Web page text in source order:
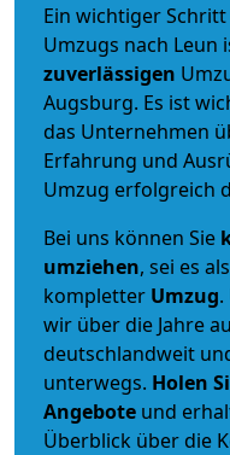
Ein wichtiger
Umzugs nach Leun
zuverlässigen
Augsburg. Es ist
das Unternehmen
Erfahrung und
Umzug erfolgreich
Bei uns können Sie
umziehen, sei es als
kompletter Umzug
wir über die Jahre
deutschlandweit
unterwegs. Holen
Angebote und
Überblick über die